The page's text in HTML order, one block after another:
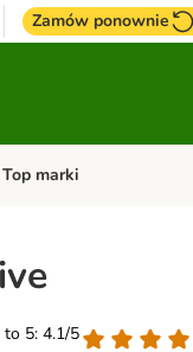
Zamów ponownie
menu kategorii: Konie
Top marki
to 5: 4.1/5